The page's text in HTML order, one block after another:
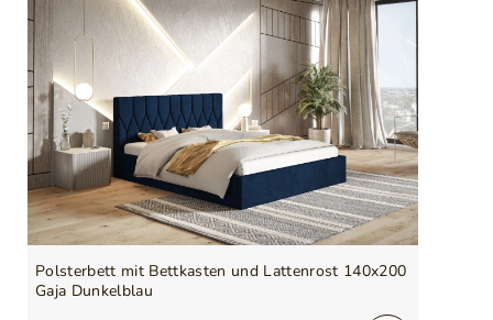
Polsterbett mit Bettkasten und Lattenrost 140x200
Gaja Dunkelblau